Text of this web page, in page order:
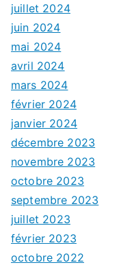
juillet 2024
juin 2024
mai 2024
avril 2024
mars 2024
février 2024
janvier 2024
décembre 2023
novembre 2023
octobre 2023
septembre 2023
juillet 2023
février 2023
octobre 2022